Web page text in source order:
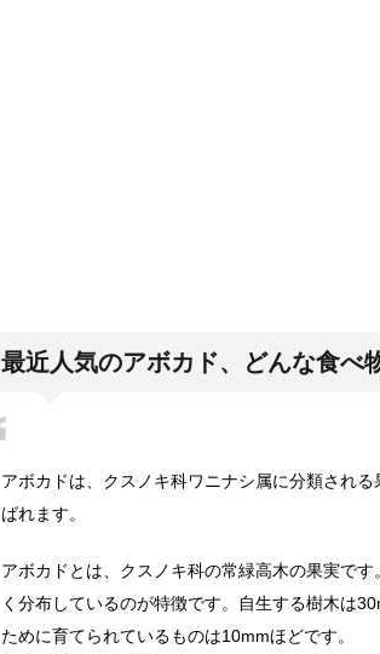
登山専門店をのぞいてみると様々な
ついうっかり電気を使いすぎると落
余ったシチューやカレーの保
小さな子供からお年寄りまで、幅広
最近人気のアボカド、どんな食べ
アボカドは、クスノキ科ワニナシ属に分類され
ばれます。
アボカドとは、クスノキ科の常緑高木の果実で
く分布しているのが特徴です。自生する樹木は
ために育てられているものは10mmほどです。